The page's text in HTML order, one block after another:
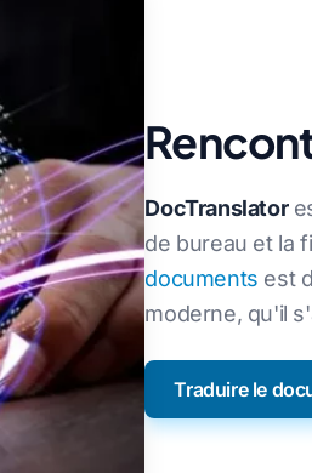
DocTranslator
de bureau et la
documents est
moderne, qu'il
Traduire le